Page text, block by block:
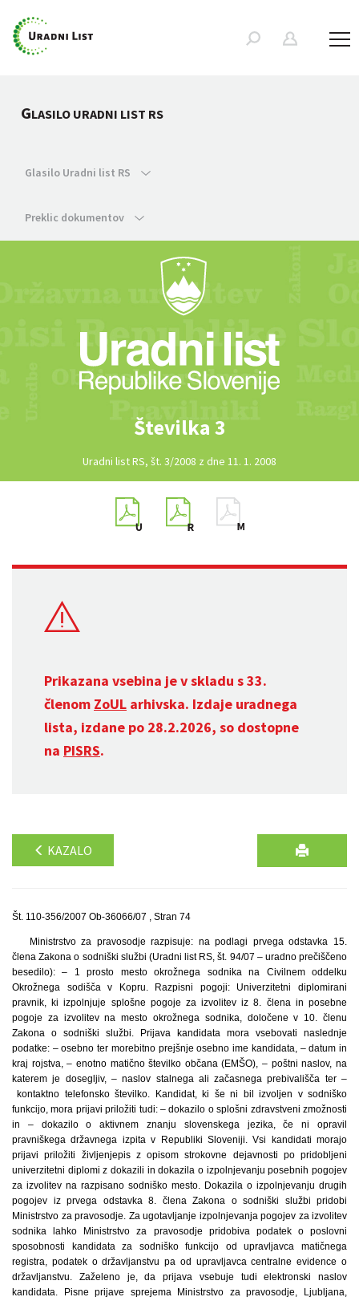
GLASILO URADNI LIST RS
Glasilo Uradni list RS
Preklic dokumentov
Številka 3
Uradni list RS, št. 3/2008 z dne 11. 1. 2008
Prikazana vsebina je v skladu s 33.
členom ZoUL arhivska. Izdaje uradnega
lista, izdane po 28.2.2026, so dostopne
na PISRS.
KAZALO
Št. 110-356/2007 Ob-36066/07 , Stran 74
Ministrstvo za pravosodje razpisuje: na podlagi prvega odstavka 15.
člena Zakona o sodniški službi (Uradni list RS, št. 94/07 – uradno prečiščeno
besedilo): – 1 prosto mesto okrožnega sodnika na Civilnem oddelku
Okrožnega sodišča v Kopru. Razpisni pogoji: Univerzitetni diplomirani
pravnik, ki izpolnjuje splošne pogoje za izvolitev iz 8. člena in posebne
pogoje za izvolitev na mesto okrožnega sodnika, določene v 10. členu
Zakona o sodniški službi. Prijava kandidata mora vsebovati naslednje
podatke: – osebno ter morebitno prejšnje osebno ime kandidata, – datum in
kraj rojstva, – enotno matično številko občana (EMŠO), – poštni naslov, na
katerem je dosegljiv, – naslov stalnega ali začasnega prebivališča ter –
kontaktno telefonsko številko. Kandidat, ki še ni bil izvoljen v sodniško
funkcijo, mora prijavi priložiti tudi: – dokazilo o splošni zdravstveni zmožnosti
in – dokazilo o aktivnem znanju slovenskega jezika, če ni opravil
pravniškega državnega izpita v Republiki Sloveniji. Vsi kandidati morajo
prijavi priložiti življenjepis z opisom strokovne dejavnosti po pridobljeni
univerzitetni diplomi z dokazili in dokazila o izpolnjevanju posebnih pogojev
za izvolitev na razpisano sodniško mesto. Dokazila o izpolnjevanju drugih
pogojev iz prvega odstavka 8. člena Zakona o sodniški službi pridobi
Ministrstvo za pravosodje. Za ugotavljanje izpolnjevanja pogojev za izvolitev
sodnika lahko Ministrstvo za pravosodje pridobiva podatek o poslovni
sposobnosti kandidata za sodniško funkcijo od upravljavca matičnega
registra, podatek o državljanstvu pa od upravljavca centralne evidence o
državljanstvu. Zaželeno je, da prijava vsebuje tudi elektronski naslov
kandidata. Pisne prijave sprejema Ministrstvo za pravosodje, Ljubljana,